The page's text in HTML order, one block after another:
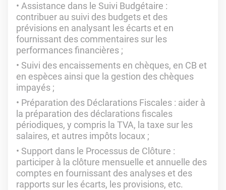
Assistance dans le Suivi Budgétaire :
contribuer au suivi des budgets et des
prévisions en analysant les écarts et en
fournissant des commentaires sur les
performances financières ;
Suivi des encaissements en chèques, en CB et
en espèces ainsi que la gestion des chèques
impayés ;
Préparation des Déclarations Fiscales : aider à
la préparation des déclarations fiscales
périodiques, y compris la TVA, la taxe sur les
salaires, et autres impôts locaux ;
Support dans le Processus de Clôture :
participer à la clôture mensuelle et annuelle des
comptes en fournissant des analyses et des
rapports sur les écarts, les provisions, etc.